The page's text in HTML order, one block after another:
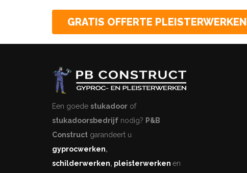
GRATIS OFFERTE PLEISTERWERKEN
Een goede stukadoor of
stukadoorsbedrijf nodig? P&B
Construct garandeert u
gyprocwerken,
schilderwerken, pleisterwerken en